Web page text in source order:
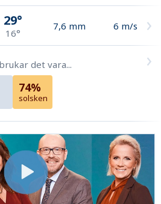
29°
16°
7,6 mm 6 m/s
det vara...
74%
solsken